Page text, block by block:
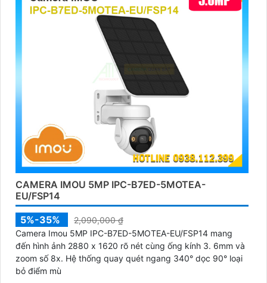
CAMERA IMOU 5MP IPC-B7ED-5MOTEA-
EU/FSP14
5%-35%
2,090,000 ₫
Camera Imou 5MP IPC-B7ED-5MOTEA-EU/FSP14 mang
đến hình ảnh 2880 x 1620 rõ nét cùng ống kính 3. 6mm và
zoom số 8x. Hệ thống quay quét ngang 340° dọc 90° loại
bỏ điểm mù